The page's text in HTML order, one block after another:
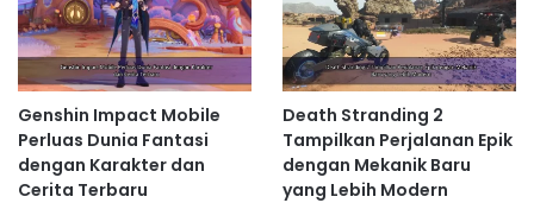
Genshin Impact Mobile
Perluas Dunia Fantasi
dengan Karakter dan
Cerita Terbaru
Death Stranding 2
Tampilkan Perjalanan Epik
dengan Mekanik Baru
yang Lebih Modern